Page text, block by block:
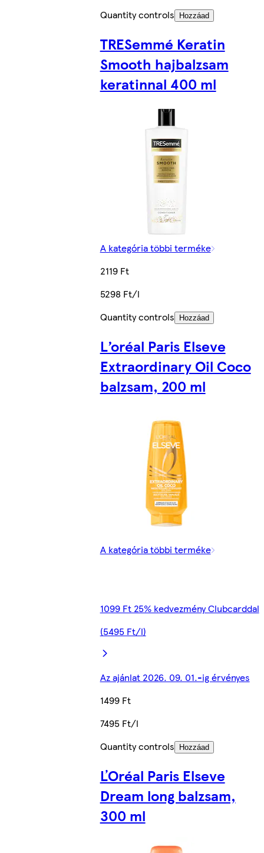
Quantity controls Hozzáad
TRESemmé Keratin
Smooth hajbalzsam
keratinnal 400 ml
A kategória többi terméke
2119 Ft
5298 Ft/l
Quantity controls
Hozzáad
L’oréal Paris Elseve
Extraordinary Oil Coco
balzsam, 200 ml
A kategória többi terméke
1099 Ft 25% kedvezmény Clubcarddal
(5495 Ft/l)
Az ajánlat 2026. 09. 01.-ig érvényes
1499 Ft
7495 Ft/l
Quantity controls
Hozzáad
ĽOréal Paris Elseve
Dream long balzsam,
300 ml